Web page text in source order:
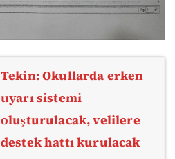
Tekin: Okullarda erken
uyarı sistemi
oluşturulacak, velilere
destek hattı kurulacak